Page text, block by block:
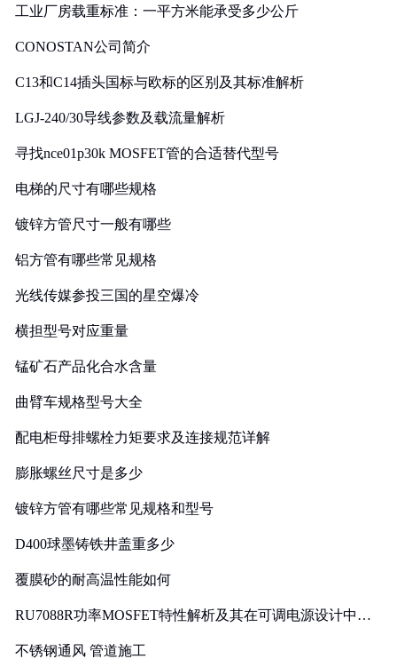
工业厂房载重标准：一平方米能承受多少公斤
CONOSTAN公司简介
C13和C14插头国标与欧标的区别及其标准解析
LGJ-240/30导线参数及载流量解析
寻找nce01p30k MOSFET管的合适替代型号
电梯的尺寸有哪些规格
镀锌方管尺寸一般有哪些
铝方管有哪些常见规格
光线传媒参投三国的星空爆冷
横担型号对应重量
锰矿石产品化合水含量
曲臂车规格型号大全
配电柜母排螺栓力矩要求及连接规范详解
膨胀螺丝尺寸是多少
镀锌方管有哪些常见规格和型号
D400球墨铸铁井盖重多少
覆膜砂的耐高温性能如何
RU7088R功率MOSFET特性解析及其在可调电源设计中的
不锈钢通风 管道施工